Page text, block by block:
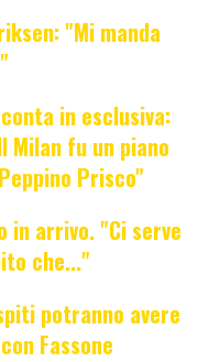
"Mi manda
in esclusiva:
Milan fu un piano
Prisco"
in arrivo. "Ci serve
che..."
potranno avere
Fassone